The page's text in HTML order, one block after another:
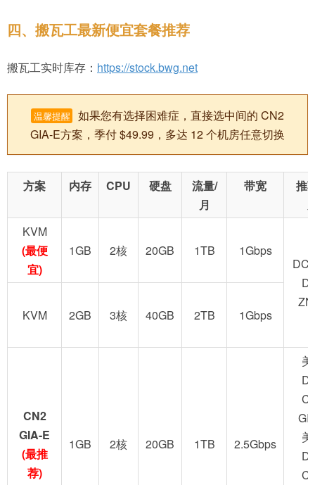
四、搬瓦工最新便宜套餐推荐
搬瓦工实时库存： https://stock.bwg.net
温馨提醒
如果您有选择困难症，直接选中间的 CN2
GIA-E方案，季付 $49.99，多达 12 个机房任意切换
方案 内存 CPU 硬盘
流量/
月
带宽
推
KVM
(最便
宜)
1GB 2核 20GB 1TB
1Gbps
KVM
2GB 3核 40GB 2TB 1Gbps
CN2
GIA-E
(最推
荐)
1GB 2核 20GB 1TB 2.5Gbps